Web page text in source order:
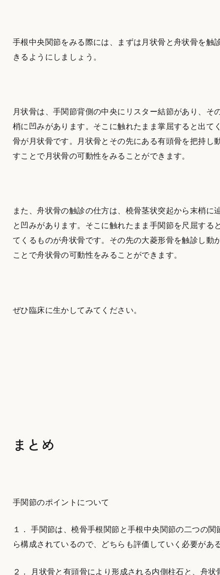
手根中央関節をみる際には、まずは月状骨と舟状骨を触
きるようにしましょう。
月状骨は、手関節背側の中央にリスター結節があり、そ
梢に凹みがあります。そこに触れたまま掌屈すると出て
骨が月状骨です。月状骨とその先にある有頭骨を把持し
すことで月状骨の可動性をみることができます。
また、舟状骨の触診の仕方は、橈骨茎状突起から末梢に
と凹みがあります。そこに触れたまま手関節を尺屈する
てくるものが舟状骨です。その先の大菱形骨を触診し動
ことで舟状骨の可動性をみることができます。
ぜひ臨床に生かしてみてください。
まとめ
手関節のポイントについて
１． 手関節は、橈骨手根関節と手根中央関節の二つの関
ら構成されているので、どちらも評価していく必要があ
２． 月状骨と有頭骨により形成される内側柱石と、舟状